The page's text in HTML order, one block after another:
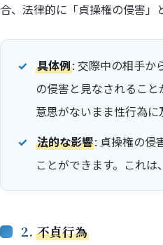
合、法律的に「貞操権の侵害」
具体例: 交際中の相手か
の侵害と見なされるこ
意思がないまま性行為に
法的な影響: 貞操権の侵
ことができます。これ
2. 不貞行為